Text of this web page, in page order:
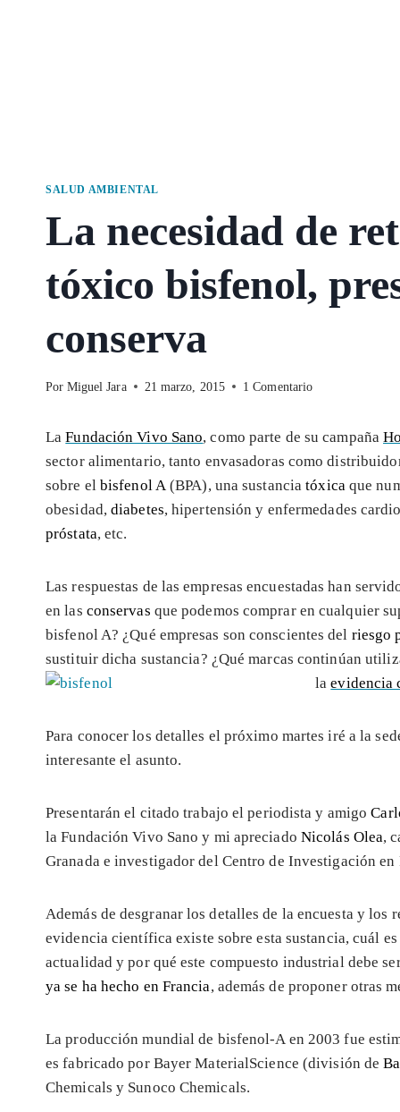
SALUD AMBIENTAL
La necesidad de
tóxico bisfenol,
conserva
Por Miguel Jara 21 marzo, 2015 1 Comentario
LaFundación Vivo Sano, como parte de su campaña
sector alimentario, tanto envasadoras como
sobre el bisfenol A(BPA), una sustanciatóxicaque
obesidad,diabetes, hipertensión y enfermedades
próstata, etc.
Las respuestas de las empresas encuestadas han
en las conservas que podemos comprar en cualquier
bisfenol A? ¿Qué empresas son conscientes del riesgo
sustituir dicha sustancia? ¿Qué marcas continúan
laevidencia
Para conocer los detalles el próximo martes iré a la
interesante el asunto.
Presentarán el citado trabajo el periodista y amigo
la Fundación Vivo Sano y mi apreciado Nicolás Olea,
Granada e investigador del Centro de Investigación
Además de desgranar los detalles de la encuesta y
evidencia científica existe sobre esta sustancia, cuál
actualidad y por qué este compuesto industrial debe
ya se ha hecho en Francia, además de proponer otras
La producción mundial de bisfenol-A en 2003 fue
es fabricado por Bayer MaterialScience (división de
Chemicals y Sunoco Chemicals.